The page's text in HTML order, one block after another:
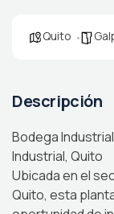
Quito
Descripción
Bodega
Industrial, Quito
Ubicada en el
Quito, esta